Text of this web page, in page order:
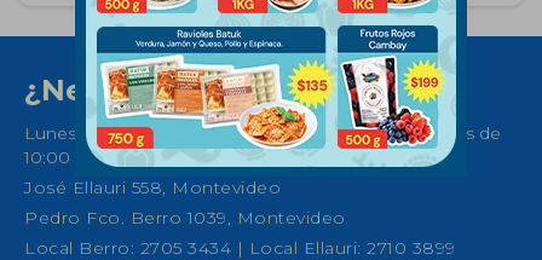
¿Necesitas ayuda?
Lunes a Sábados de 08:30 a 21:00 horas y Domingos de
10:00 a 14:00
José Ellauri 558, Montevideo
Pedro Fco. Berro 1039, Montevideo
Local Berro: 2705 3434 | Local Ellauri: 2710 3899